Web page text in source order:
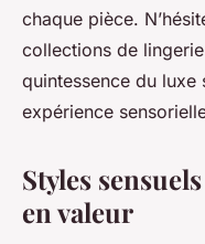
chaque pièce.
collections de
quintessence du luxe
expérience
Styles
en valeur